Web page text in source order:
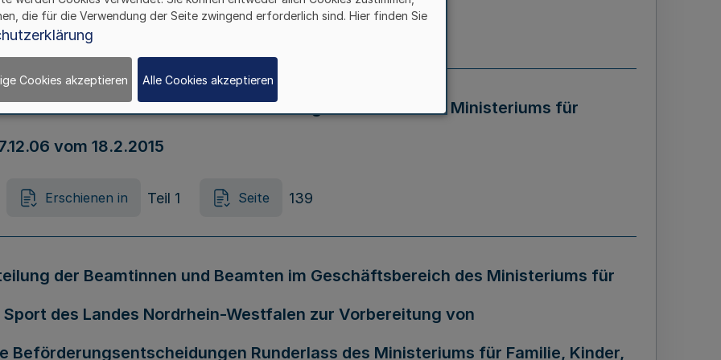
Erschienen in
Studium zum höheren Polizeivollzugsdienst RdErl. d. Ministeriums für
vom 18.2.2015
Erschienen in Teil 1 Seite 139
der Beamtinnen und Beamten im Geschäftsbereich des Ministeriums für
des Landes Nordrhein-Westfalen zur Vorbereitung von
Beförderungsentscheidungen Runderlass des Ministeriums für Familie, Kinder,
die für die Verwendung der Seite zwingend erforderlich sind. Hier finden Sie
Cookies akzeptieren Alle Cookies akzeptieren